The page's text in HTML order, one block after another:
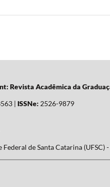
Revista Acadêmica da
| ISSNe: 2526-9879
Federal de Santa Catarina